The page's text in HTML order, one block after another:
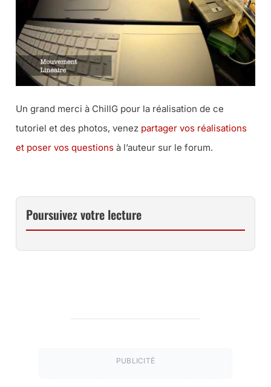
Un grand merci à ChillG pour la réalisation de ce
tutoriel et des photos, venez partager vos réalisations
et poser vos questions à l’auteur sur le forum.
Poursuivez votre lecture
PUBLICITÉ